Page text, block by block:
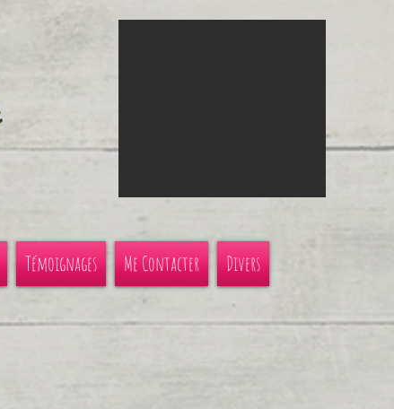
Témoignages Me Contacter Divers